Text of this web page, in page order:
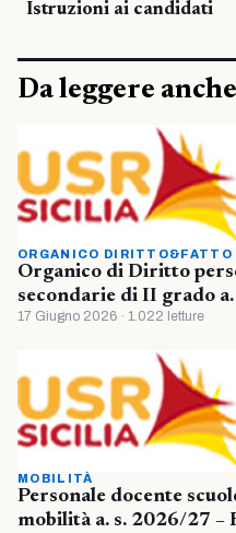
Istruzioni ai candidati
Da leggere anche
ORGANICO DIRITTO&FATTO
Organico di Diritto
secondarie di II grado
17 Giugno 2026 · 1.022 letture
MOBILITÀ
Personale docente
mobilità a. s. 2026/27